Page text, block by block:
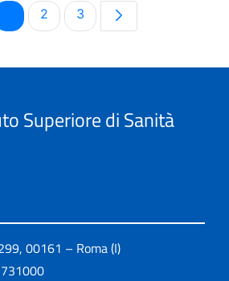
PaginaPagina
2 Pagina
3
Superiore di Sanità
00161 – Roma (I)